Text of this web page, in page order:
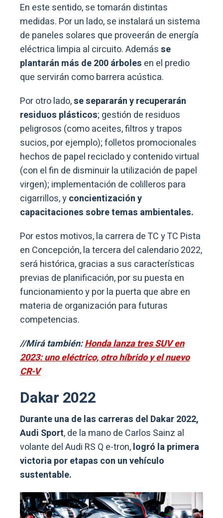
En este sentido, se tomarán distintas
medidas. Por un lado, se instalará un sistema
de paneles solares que proveerán de energía
eléctrica limpia al circuito. Ademásse
plantarán más de 200 árboles en el predio
que servirán como barrera acústica.
Por otro lado,se separarán y recuperarán
residuos plásticos; gestión de residuos
peligrosos (como aceites, filtros y trapos
sucios, por ejemplo); folletos promocionales
hechos de papel reciclado y contenido virtual
(con el fin de disminuir la utilización de papel
virgen); implementación de colilleros para
cigarrillos, yconcientización y
capacitaciones sobre temas ambientales.
Por estos motivos, la carrera de TC y TC Pista
en Concepción, la tercera del calendario 2022,
será histórica, gracias a sus características
previas de planificación, por su puesta en
funcionamiento y por la puerta que abre en
materia de organización para futuras
competencias.
//Mirá también:Honda lanza tres SUV en
2023: uno eléctrico, otro híbrido y el nuevo
CR-V
Dakar 2022
Durante una de las carreras del Dakar 2022,
Audi Sport, de la mano de Carlos Sainz al
volante del Audi RS Q e-tron,logró la primera
victoria por etapas con un vehículo
sustentable.